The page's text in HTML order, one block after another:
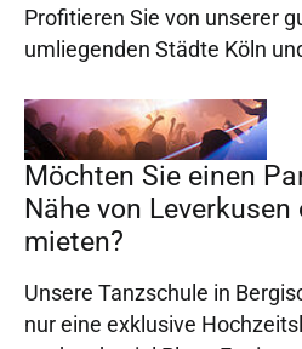
Profitieren Sie von unserer
umliegenden Städte Köln
Möchten Sie einen
Nähe von Leverkusen
mieten?
Unsere Tanzschule in
nur eine exklusive